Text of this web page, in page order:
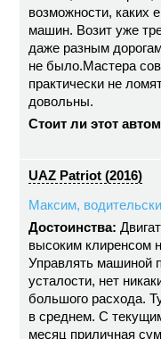
возможности, каких
машин. Возит уже
даже разным
не было.Мастера
практически не
довольны.
Стоит ли этот
UAZ Patriot (2016)
Максим,
Достоинства:
высоким клиренсом
Управлять машиной
усталости, нет
большого расхода.
в среднем. С
месяц приличная